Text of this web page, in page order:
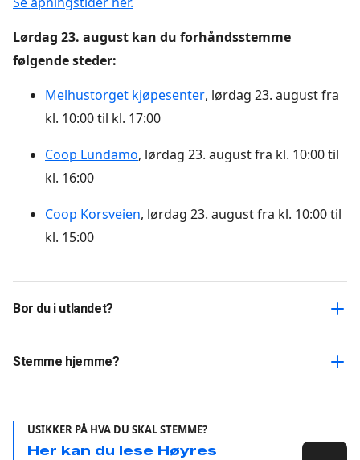
Lørdag 23. august kan du forhåndsstemme
følgende steder:
Melhustorget kjøpesenter, lørdag 23. august fra
kl. 10:00 til kl. 17:00
Coop Lundamo, lørdag 23. august fra kl. 10:00 til
kl. 16:00
Coop Korsveien, lørdag 23. august fra kl. 10:00 til
kl. 15:00
Bor du i utlandet?
Stemme hjemme?
USIKKER PÅ HVA DU SKAL STEMME?
Her kan du lese Høyres